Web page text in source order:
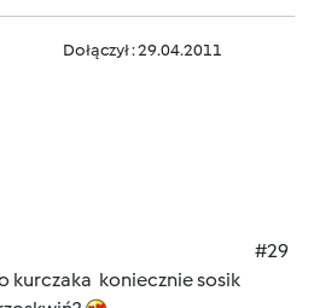
Dołączył : 29.04.2011
#29
kurczaka koniecznie sosik